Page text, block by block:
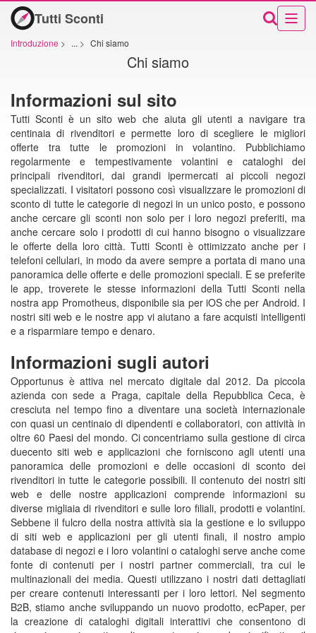
Tutti Sconti
Introduzione > ... > Chi siamo
Chi siamo
Informazioni sul sito
Tutti Sconti è un sito web che aiuta gli utenti a navigare tra
centinaia di rivenditori e permette loro di scegliere le migliori
offerte tra tutte le promozioni in volantino. Pubblichiamo
regolarmente e tempestivamente volantini e cataloghi dei
principali rivenditori, dai grandi ipermercati ai piccoli negozi
specializzati. I visitatori possono così visualizzare le promozioni di
sconto di tutte le categorie di negozi in un unico posto, e possono
anche cercare gli sconti non solo per i loro negozi preferiti, ma
anche cercare solo i prodotti di cui hanno bisogno o visualizzare
le offerte della loro città. Tutti Sconti è ottimizzato anche per i
telefoni cellulari, in modo da avere sempre a portata di mano una
panoramica delle offerte e delle promozioni speciali. E se preferite
le app, troverete le stesse informazioni della Tutti Sconti nella
nostra app Promotheus, disponibile sia per iOS che per Android. I
nostri siti web e le nostre app vi aiutano a fare acquisti intelligenti
e a risparmiare tempo e denaro.
Informazioni sugli autori
Opportunus è attiva nel mercato digitale dal 2012. Da piccola
azienda con sede a Praga, capitale della Repubblica Ceca, è
cresciuta nel tempo fino a diventare una società internazionale
con quasi un centinaio di dipendenti e collaboratori, con attività in
oltre 60 Paesi del mondo. Ci concentriamo sulla gestione di circa
duecento siti web e applicazioni che forniscono agli utenti una
panoramica delle promozioni e delle occasioni di sconto dei
rivenditori in tutte le categorie possibili. Il contenuto dei nostri siti
web e delle nostre applicazioni comprende informazioni su
diverse migliaia di rivenditori e sulle loro filiali, prodotti e volantini.
Sebbene il fulcro della nostra attività sia la gestione e lo sviluppo
di siti web e applicazioni per gli utenti finali, il nostro ampio
database di negozi e i loro volantini o cataloghi serve anche come
fonte di contenuti per i nostri partner commerciali, tra cui le
multinazionali dei media. Questi utilizzano i nostri dati dettagliati
per creare contenuti interessanti per i loro lettori. Nel segmento
B2B, stiamo anche sviluppando un nuovo prodotto, ecPaper, per
la creazione di cataloghi digitali interattivi che consentono di